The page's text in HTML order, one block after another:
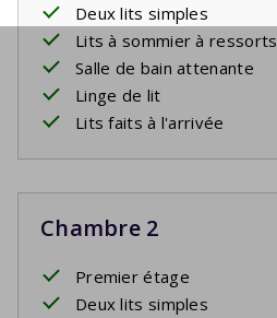
Deux lits simples
Lits à sommier à ressorts
Salle de bain attenante
Linge de lit
Lits faits à l'arrivée
Chambre 2
Premier étage
Deux lits simples